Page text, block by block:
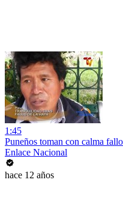
1:45
Puneños toman con calma
Enlace Nacional
hace 12 años